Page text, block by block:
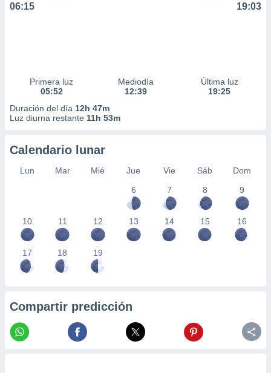
06:15 19:03
Primera luz
05:52
Mediodía
12:39
Última luz
19:25
Duración del día 12h 47m
Luz diurna restante 11h 53m
Calendario lunar
Lun Mar Mié Jue Vie Sáb
Dom
6
7 8 9
10 11 12 13 14 15 16
17 18 19
Compartir predicción